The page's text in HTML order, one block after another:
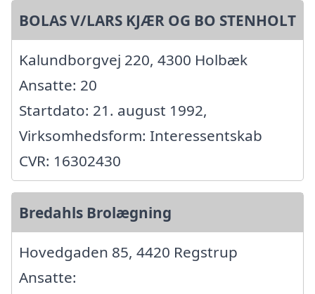
BOLAS V/LARS KJÆR OG BO STENHOLT
Kalundborgvej 220, 4300 Holbæk
Ansatte: 20
Startdato: 21. august 1992,
Virksomhedsform: Interessentskab
CVR: 16302430
Bredahls Brolægning
Hovedgaden 85, 4420 Regstrup
Ansatte: